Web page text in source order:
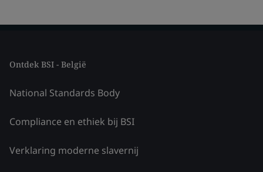
Ontdek BSI - België
National Standards Body
Compliance en ethiek bij BSI
Verklaring moderne slavernij